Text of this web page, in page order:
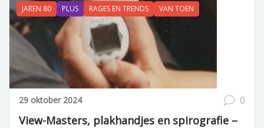
JAREN 80 PLUS RAGES EN TRENDS VAN TOEN
29 oktober 2024 0
View-Masters, plakhandjes en spirografie –